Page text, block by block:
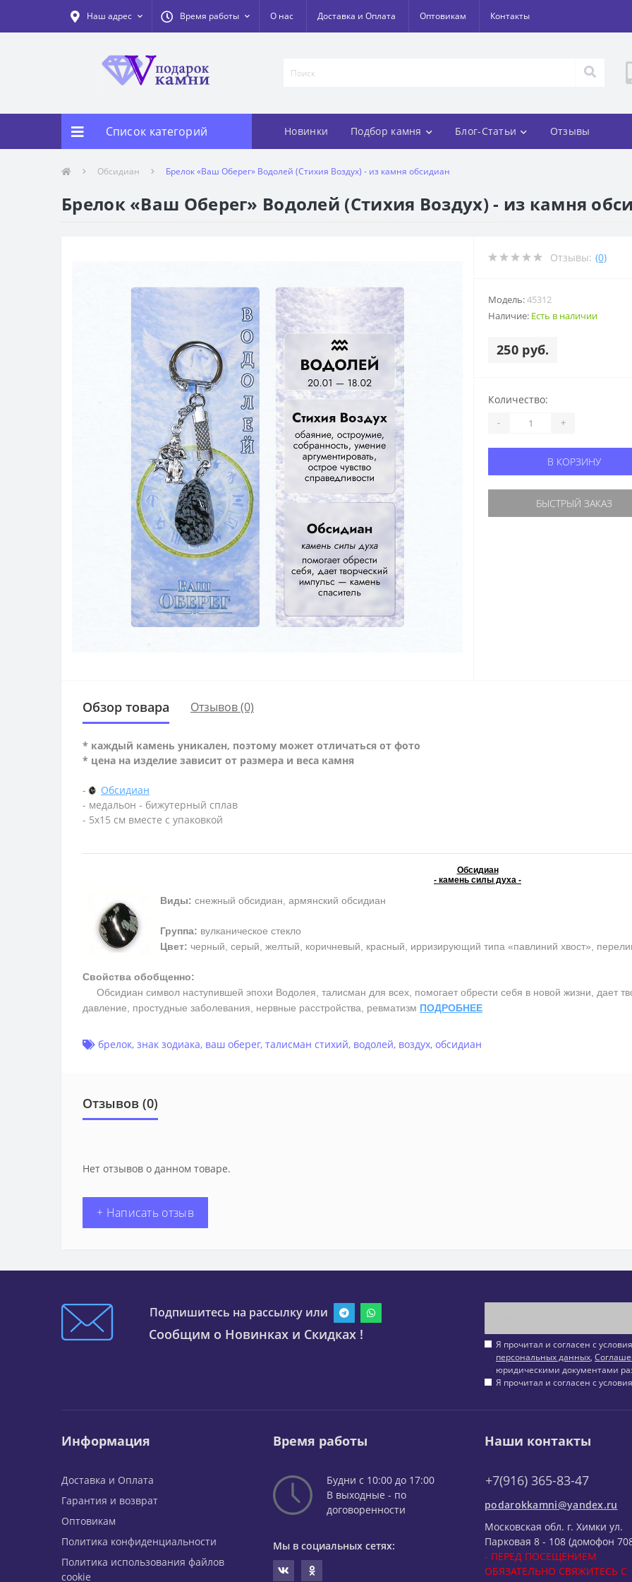
Наш адрес Время работы О нас Доставка и Оплата Оптовикам Контакты
Список категорий Новинки Подбор камня Блог-Статьи Отзывы
Обсидиан Брелок «Ваш Оберег» Водолей (Стихия Воздух) - из камня обсидиан
Брелок «Ваш Оберег» Водолей (Стихия Воздух) - из камня
Отзывы: (0)
Модель:45312
Наличие: Есть в наличии
250 руб.
Количество:
- +
В КОРЗИНУ
БЫСТРЫЙ ЗАКАЗ
Обзор товара Отзывов (0)
* каждый камень уникален, поэтому может отличаться от фото
* цена на изделие зависит от размера и веса камня
-
Обсидиан
- медальон - бижутерный сплав
- 5х15 см вместе с упаковкой
Обсидиан
- камень силы духа -
Виды: снежный обсидиан, армянский обсидиан
Группа: вулканическое стекло
Цвет: черный, серый, желтый, коричневый, красный, ирризирующий типа «павлиний хвост»,
Свойства обобщенно:
Обсидиан символ наступившей эпохи Водолея, талисман для всех, помогает обрести себя в новой жизни, дает
давление, простудные заболевания, нервные расстройства, ревматизм ПОДРОБНЕЕ
брелок, знак зодиака, ваш оберег, талисман стихий, водолей, воздух, обсидиан
Отзывов (0)
Нет отзывов о данном товаре.
+ Написать отзыв
Подпишитесь на рассылку или
Сообщим о Новинках и Скидках !
Я прочитал и согласен с
персональных данных,
юридическими документами
Я прочитал и согласен с
Информация
Доставка и Оплата
Гарантия и возврат
Оптовикам
Политика конфиденциальности
Политика использования файлов
cookie
Время работы
Будни с 10:00 до 17:00
В выходные - по
договоренности
Мы в социальных сетях:
Наши контакты
+7(916) 365-83-47
podarokkamni@yandex.ru
Московская обл. г. Химки ул.
Парковая 8 - 108 (домофон
- ПЕРЕД ПОСЕЩЕНИЕМ
ОБЯЗАТЕЛЬНО СВЯЖИТЕСЬ С